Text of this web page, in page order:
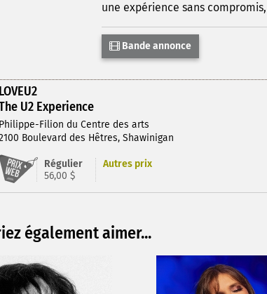
une expérience sans
Bande annonce
LOVEU2
U2 Experience
Philippe-Filion du Centre des arts
Boulevard des Hêtres, Shawinigan
Régulier
56,00 $
Autres prix
également aimer...